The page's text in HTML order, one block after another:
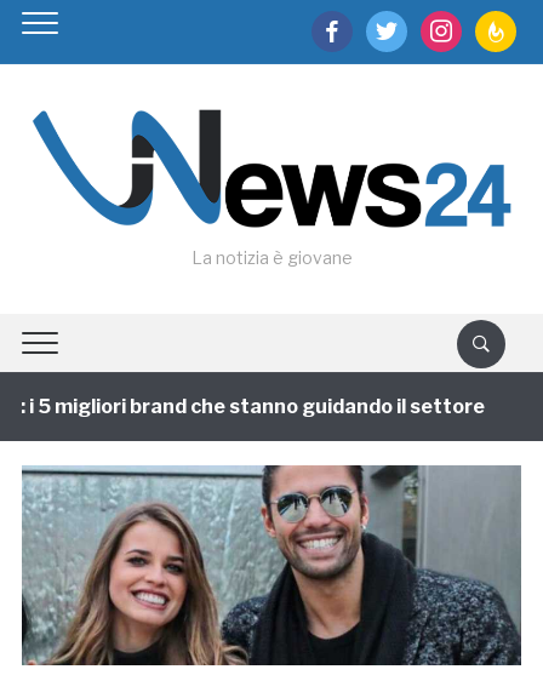
facebooktwitter instagram
La notizia è giovane
5 migliori brand che stanno guidando il settore